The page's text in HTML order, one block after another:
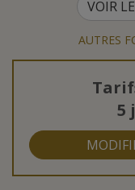
VOIR
AUTRES
5